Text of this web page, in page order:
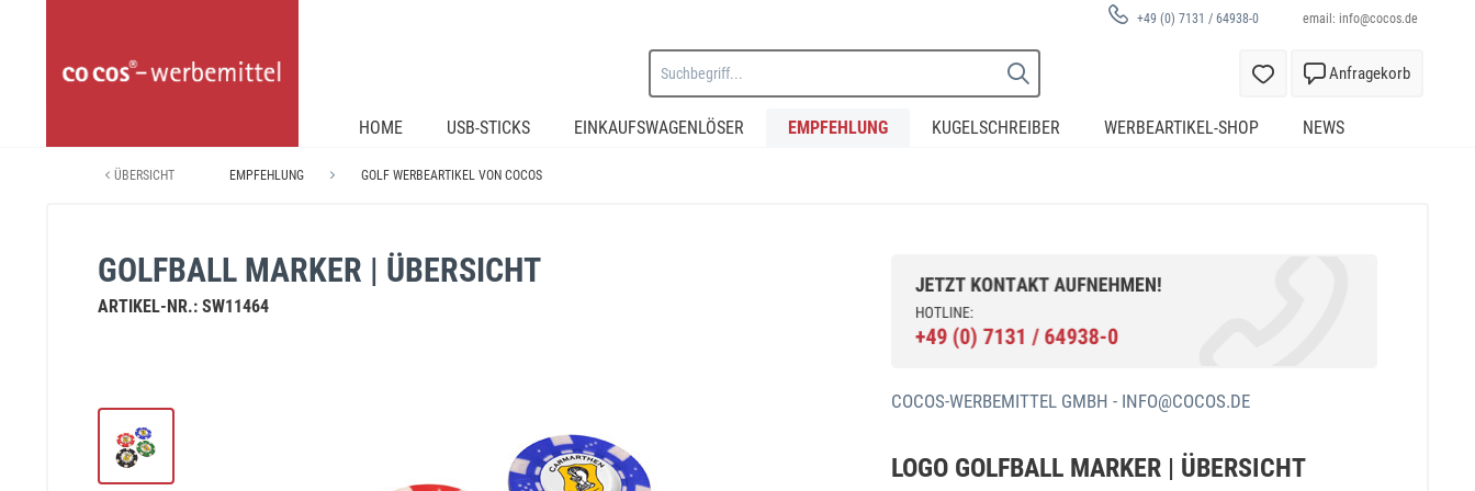
email: info@cocos.de
+49 (0) 7131 / 64938-0
Anfragekorb
HOME USB-STICKS EINKAUFSWAGENLÖSER EMPFEHLUNG KUGELSCHREIBER WERBEARTIKEL-SHOP NEWS
ÜBERSICHT EMPFEHLUNG GOLF WERBEARTIKEL VON COCOS
GOLFBALL MARKER | ÜBERSICHT
ARTIKEL-NR.: SW11464
COCOS-WERBEMITTEL GMBH - INFO@COCOS.DE
LOGO GOLFBALL MARKER | ÜBERSICHT